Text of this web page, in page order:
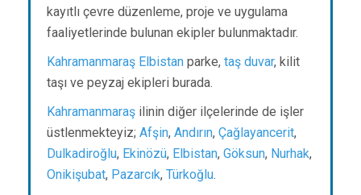
kayıtlı çevre düzenleme, proje ve uygulama
faaliyetlerinde bulunan ekipler bulunmaktadır.
Kahramanmaraş Elbistan parke, taş duvar, kilit
taşı ve peyzaj ekipleri burada.
Kahramanmaraş ilinin diğer ilçelerinde de işler
üstlenmekteyiz; Afşin, Andırın, Çağlayancerit,
Dulkadiroğlu, Ekinözü, Elbistan, Göksun, Nurhak,
Onikişubat, Pazarcık, Türkoğlu.